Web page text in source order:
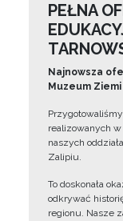
PEŁNA
Najnowsza
Muzeum
realizowanych
naszych
Zalipiu.
To doskonała
odkrywać
regionu. Nasze